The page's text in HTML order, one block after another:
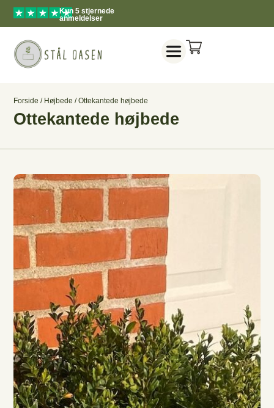
Kun 5 stjernede
anmeldelser
Forside / Højbede / Ottekantede højbede
Ottekantede højbede